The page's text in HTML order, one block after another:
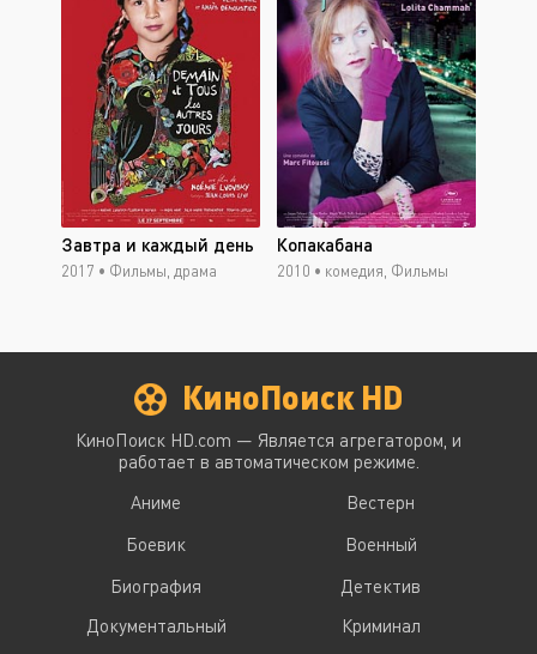
Завтра и каждый день
2017 • Фильмы, драма
Копакабана
2010 • комедия, Фильмы
КиноПоиск HD
КиноПоиск HD.com — Является агрегатором, и
работает в автоматическом режиме.
Аниме
Боевик
Биография
Вестерн
Военный
Детектив
Документальный
Криминал